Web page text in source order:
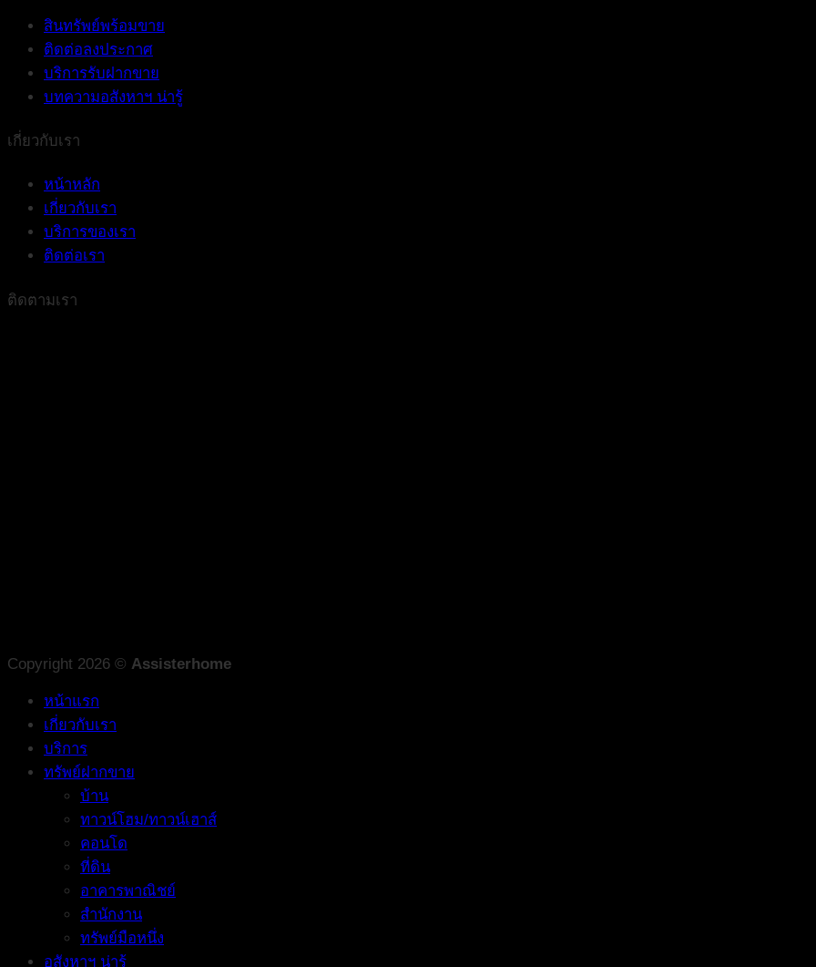
สินทรัพย์พร้อมขาย
ติดต่อลงประกาศ
บริการรับฝากขาย
บทความอสังหาฯ น่ารู้
เกี่ยวกับเรา
หน้าหลัก
เกี่ยวกับเรา
บริการของเรา
ติดต่อเรา
ติดตามเรา
Copyright 2026 © Assisterhome
หน้าแรก
เกี่ยวกับเรา
บริการ
ทรัพย์ฝากขาย
บ้าน
ทาวน์โฮม/ทาวน์เฮาส์
คอนโด
ที่ดิน
อาคารพาณิชย์
สำนักงาน
ทรัพย์มือหนึ่ง
อสังหาฯ น่ารู้